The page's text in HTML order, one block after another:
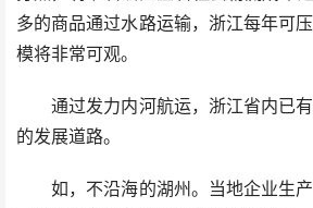
多的商品通过水路运输，浙江每年可
模将非常可观。
通过发力内河航运，浙江省内已有
的发展道路。
如，不沿海的湖州。当地企业生产